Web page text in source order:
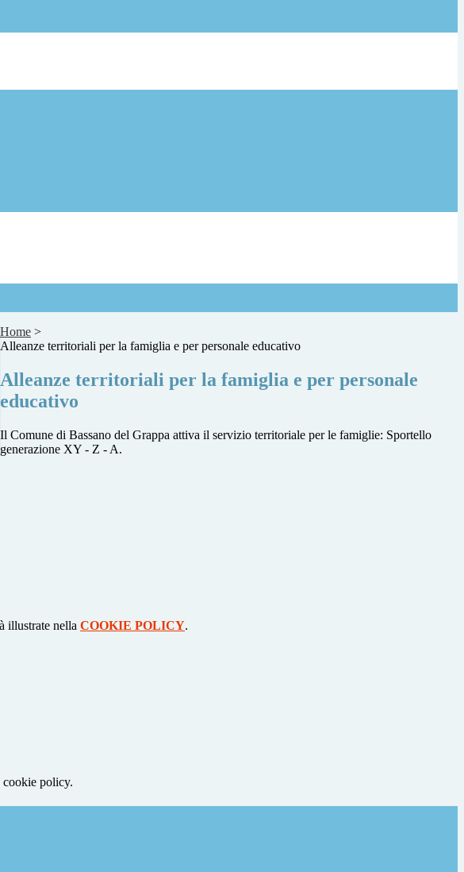
Home >
Alleanze territoriali per la famiglia e per personale educativo
Alleanze territoriali per la famiglia e per personale
educativo
Il Comune di Bassano del Grappa attiva il servizio territoriale per le famiglie: Sportello
generazione XY - Z - A.
illustrate nella COOKIE POLICY.
cookie policy.